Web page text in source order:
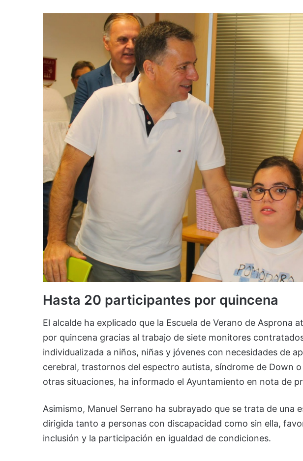
Hasta 20 participantes por quincena
El alcalde ha explicado que la Escuela de Verano de Asprona
por quincena gracias al trabajo de siete monitores
individualizada a niños, niñas y jóvenes con necesidades de
cerebral, trastornos del espectro autista, síndrome de Down
otras situaciones, ha informado el Ayuntamiento en nota de
Asimismo, Manuel Serrano ha subrayado que se trata de una
dirigida tanto a personas con discapacidad como sin ella,
inclusión y la participación en igualdad de condiciones.